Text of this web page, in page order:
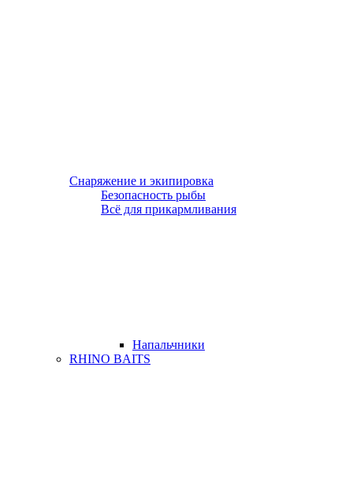
Снаряжение и экипировка
Безопасность рыбы
Всё для прикармливания
Напальчники
RHINO BAITS